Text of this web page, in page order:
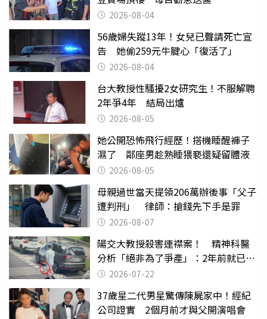
2026-08-04
56歲婦失蹤13年！女兒已聲請死亡宣
告 她偷259元牛腱心「復活了」
2026-08-04
台大教授性騷擾2女研究生！不服解聘
2年爭4年 結局出爐
2026-08-05
她公開恐怖飛行經歷！搭機睡醒褲子
濕了 鄰座男趁熟睡猥褻還疑留體液
2026-08-05
母親過世當天提領206萬辦後事「父子
遭判刑」 律師：搶錢先下手是罪
2026-08-07
陽交大教授殺害連襟案！ 精神科醫
分析「絕非為了爭產」：2年前就已言
行詭異
2026-07-22
37歲星二代男星驚傳陳屍家中！經紀
公司證實 2個月前才與父開演唱會